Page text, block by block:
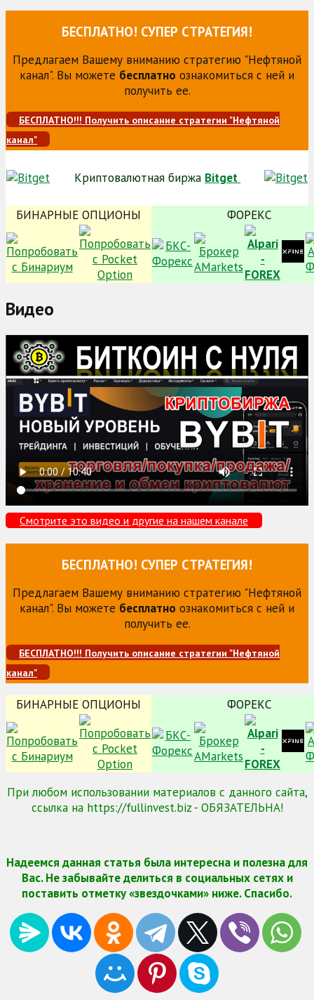
БЕСПЛАТНО! СУПЕР СТРАТЕГИЯ!
Предлагаем Вашему вниманию стратегию "Нефтяной
канал". Вы можете бесплатно ознакомиться с ней и
получить ее.
БЕСПЛАТНО!!! Получить описание стратегии "Нефтяной
канал"
Криптовалютная биржа Bitget
БИНАРНЫЕ ОПЦИОНЫ ФОРЕКС
Видео
Смотрите это видео и другие на нашем канале
БЕСПЛАТНО! СУПЕР СТРАТЕГИЯ!
Предлагаем Вашему вниманию стратегию "Нефтяной
канал". Вы можете бесплатно ознакомиться с ней и
получить ее.
БЕСПЛАТНО!!! Получить описание стратегии "Нефтяной
канал"
БИНАРНЫЕ ОПЦИОНЫ ФОРЕКС
При любом использовании материалов с данного сайта,
ссылка на https://fullinvest.biz - ОБЯЗАТЕЛЬНА!
Надеемся данная статья была интересна и полезна для
Вас. Не забывайте делиться в социальных сетях и
поставить отметку «звездочками» ниже. Спасибо.